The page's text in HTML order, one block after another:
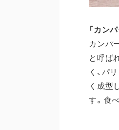
「カン
カンパ
と呼ば
く、パ
く成型
す。食